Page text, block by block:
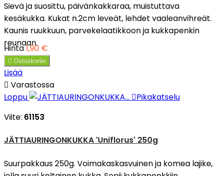
Sievä ja suosittu, päivänkakkaraa, muistuttava
kesäkukka. Kukat n.2cm leveät, lehdet vaaleanvihreät.
Kaunis ruukkuun, parvekelaatikkoon ja kukkapenkin
reunaan.
Hinta1,90 €
 Ostoskoriin
Lisää
 Varastossa
Loppu
Pikakatselu
Viite: 61153
JÄTTIAURINGONKUKKA 'Uniflorus' 250g
Suurpakkaus 250g. Voimakaskasvuinen ja komea lajike,